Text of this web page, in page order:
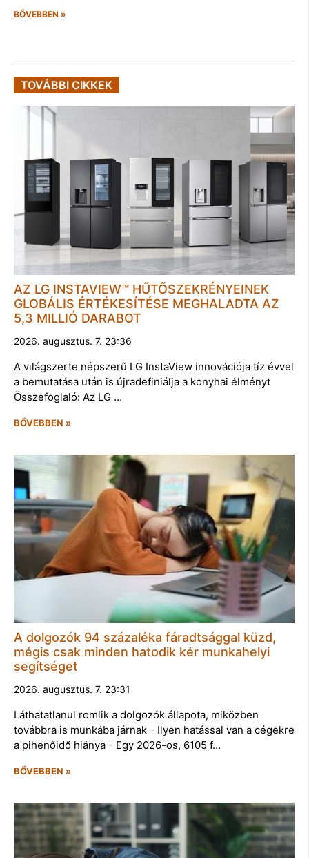
BŐVEBBEN »
TOVÁBBI CIKKEK
AZ LG INSTAVIEW™ HŰTŐSZEKRÉNYEINEK
GLOBÁLIS ÉRTÉKESÍTÉSE MEGHALADTA AZ
5,3 MILLIÓ DARABOT
2026. augusztus. 7. 23:36
A világszerte népszerű LG InstaView innovációja tíz évvel
a bemutatása után is újradefiniálja a konyhai élményt
Összefoglaló: Az LG …
BŐVEBBEN »
A dolgozók 94 százaléka fáradtsággal küzd,
mégis csak minden hatodik kér munkahelyi
segítséget
2026. augusztus. 7. 23:31
Láthatatlanul romlik a dolgozók állapota, miközben
továbbra is munkába járnak - Ilyen hatással van a cégekre
a pihenőidő hiánya - Egy 2026-os, 6105 f…
BŐVEBBEN »